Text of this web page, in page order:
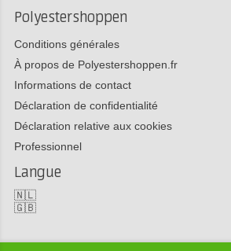
Polyestershoppen
Conditions générales
À propos de Polyestershoppen.fr
Informations de contact
Déclaration de confidentialité
Déclaration relative aux cookies
Professionnel
Langue
🇳🇱
🇬🇧